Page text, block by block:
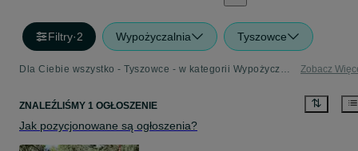
Filtry·2 Wypożyczalnia Tyszowce
Dla Ciebie wszystko - Tyszowce - w kategorii Wypożyczalnia Zobacz
ZNALEŹLIŚMY 1 OGŁOSZENIE
Jak pozycjonowane są ogłoszenia?